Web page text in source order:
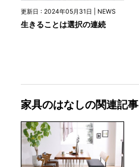
更新日 : 2024年05月31日 | NEWS
生きることは選択の連続
家具のはなしの関連記事